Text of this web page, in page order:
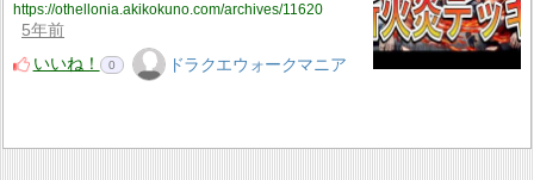
https://othellonia.akikokuno.com/archives/11620
5年前
いいね！
0 ドラクエウォークマニア